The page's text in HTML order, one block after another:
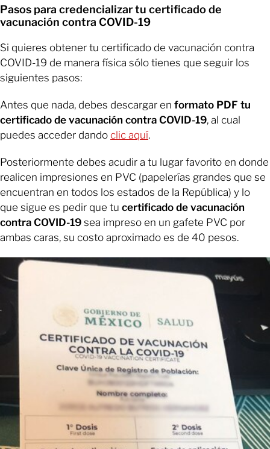
Pasos para credencializar tu certificado de
vacunación contra COVID-19
Si quieres obtener tu certificado de vacunación contra
COVID-19 de manera física sólo tienes que seguir los
siguientes pasos:
Antes que nada, debes descargar en formato PDF tu
certificado de vacunación contra COVID-19, al cual
puedes acceder dando clic aquí.
Posteriormente debes acudir a tu lugar favorito en donde
realicen impresiones en PVC (papelerías grandes que se
encuentran en todos los estados de la República) y lo
que sigue es pedir que tu certificado de vacunación
contra COVID-19 sea impreso en un gafete PVC por
ambas caras, su costo aproximado es de 40 pesos.